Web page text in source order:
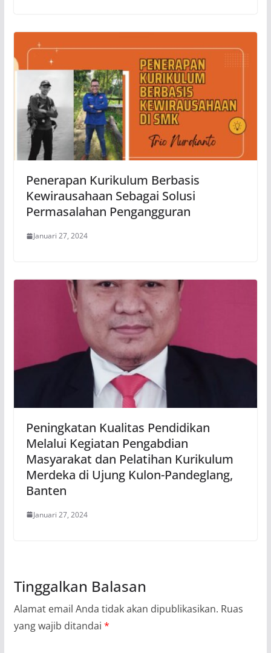
Penerapan Kurikulum Berbasis
Kewirausahaan Sebagai Solusi
Permasalahan Pengangguran
Januari 27, 2024
Peningkatan Kualitas Pendidikan
Melalui Kegiatan Pengabdian
Masyarakat dan Pelatihan Kurikulum
Merdeka di Ujung Kulon-Pandeglang,
Banten
Januari 27, 2024
Tinggalkan Balasan
Alamat email Anda tidak akan dipublikasikan. Ruas
yang wajib ditandai *